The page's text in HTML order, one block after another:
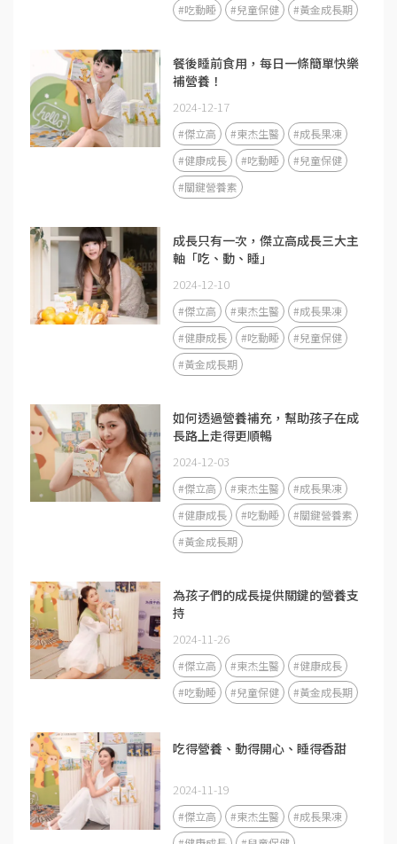
#吃動睡
#兒童保健 #黃金成長期
餐後睡前食用，每日一條簡單快樂
補營養！
2024-12-17
#傑立高 #東杰生醫
#成長果凍
#健康成長
#吃動睡
#兒童保健
#關鍵營養素
成長只有一次，傑立高成長三大主
軸「吃、動、睡」
2024-12-10
#傑立高 #東杰生醫
#成長果凍
#健康成長
#吃動睡
#兒童保健
#黃金成長期
如何透過營養補充，幫助孩子在成
長路上走得更順暢
2024-12-03
#傑立高 #東杰生醫
#成長果凍
#健康成長
#吃動睡
#關鍵營養素
#黃金成長期
為孩子們的成長提供關鍵的營養支
持
2024-11-26
#傑立高 #東杰生醫
#健康成長
#吃動睡
#兒童保健 #黃金成長期
吃得營養、動得開心、睡得香甜
2024-11-19
#傑立高 #東杰生醫
#成長果凍